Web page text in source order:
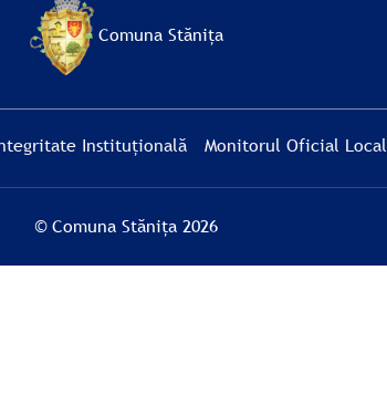
Comuna Stănița
Instituțională Monitorul Oficial Local
© Comuna Stănița 2026